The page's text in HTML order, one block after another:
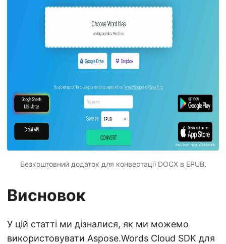
Безкоштовний додаток для конвертації DOCX в EPUB.
Висновок
У цій статті ми дізналися, як ми можемо
використовувати Aspose.Words Cloud SDK для